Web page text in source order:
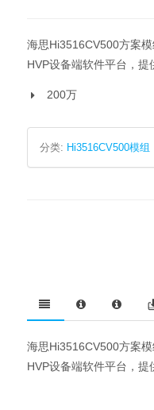
海思Hi3516CV500方案
HVP设备端软件平台，提
200万
分类: Hi3516CV500模组
海思Hi3516CV500方案
HVP设备端软件平台，提